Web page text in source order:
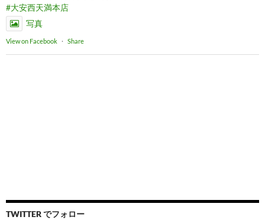
#大安西天満本店
写真
View on Facebook · Share
TWITTER でフォロー